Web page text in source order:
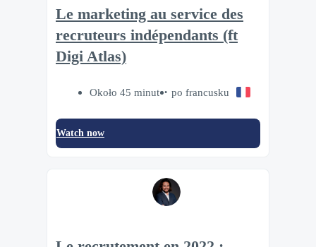
Le marketing au service des
recruteurs indépendants (ft
Digi Atlas)
Około 45 minut po francusku
Watch now